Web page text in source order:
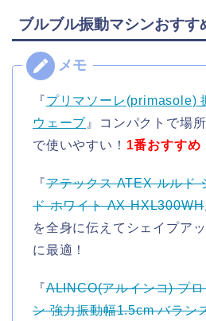
ブルブル振動マシンおすす
『プリマソーレ(primasole)
ウェーブ 』コンパクトで場
で使いやすい！ 1番おすすめ
『アテックス ATEX ルルド
ド ホワイト AX-HXL300WH
を全身に伝えてシェイプア
に最適！
『ALINCO(アルインコ) プ
ン 強力振動幅1.5cm バラン